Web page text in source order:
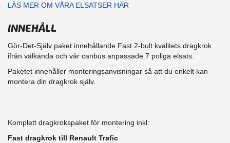
LÄS MER OM VÅRA ELSATSER HÄR
INNEHÅLL
Gör-Det-Själv paket innehållande Fast 2-bult kvalitets dragkrok
ifrån välkända och vår canbus anpassade 7 poliga elsats.
Paketet innehåller monteringsanvisningar så att du enkelt kan
montera din dragkrok själv.
Komplett dragkrokspaket för montering inkl:
Fast dragkrok till Renault Trafic